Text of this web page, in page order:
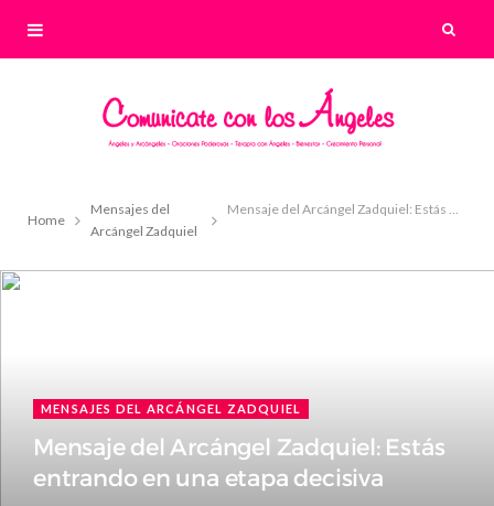
Home
Mensajes del
Arcángel Zadquiel
Mensaje del Arcángel Zadquiel: Estás entrando en una etapa decisiva
MENSAJES DEL ARCÁNGEL ZADQUIEL
Mensaje del Arcángel Zadquiel: Estás
entrando en una etapa decisiva